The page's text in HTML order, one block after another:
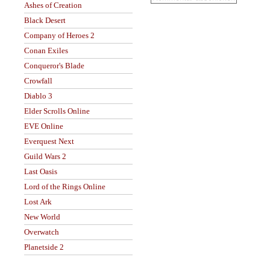
Ashes of Creation
Black Desert
Company of Heroes 2
Conan Exiles
Conqueror's Blade
Crowfall
Diablo 3
Elder Scrolls Online
EVE Online
Everquest Next
Guild Wars 2
Last Oasis
Lord of the Rings Online
Lost Ark
New World
Overwatch
Planetside 2